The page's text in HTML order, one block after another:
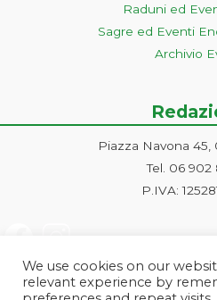
Raduni ed
Sagre ed Eventi
Archivio
Piazza Navona 45,
Tel. 06 902
P.IVA:
We use cookies on our
relevant experience by